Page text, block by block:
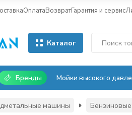
ОплатаВозвратГарантия и сервис
Каталог
Бренды Мойки высокого
машины